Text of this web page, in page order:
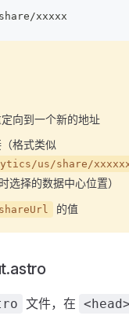
xxxxx
向到一个新的地址
格式类似
us/share/
选择的数据中心位置）
shareUrl 的值
文件，在